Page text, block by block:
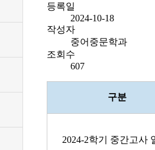
등록일
2024-10-18
작성자
중어중문학과
조회수
607
구분
2024-2학기 중간고사